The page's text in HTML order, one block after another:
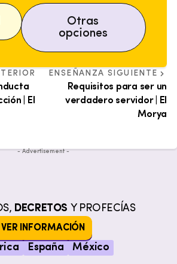
Otras
opciones
| El
ENSEÑANZA SIGUIENTE
Requisitos para ser un
verdadero servidor | El
Morya
- Advertisement -
DECRETOS Y PROFECÍAS
VER INFORMACIÓN
España México